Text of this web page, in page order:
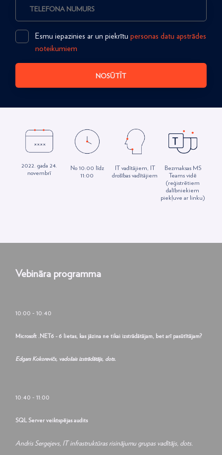
Esmu iepazinies ar un piekrītu personas datu apstrādes
noteikumiem
NOSŪTĪT
2022. gada 24.
novembrī
No 10:00 līdz
11:00
IT vadītājiem, IT
drošības vadītājiem
Bezmaksas MS
Teams vidē
(reģistrētiem
dalībniekiem
piekļuve ar linku)
Vebināra programma
10:00 - 10:40
Microsoft .NET6 - 6 lietas, kas jāzina ne tikai izstrādātājam, bet arī pasūtītājam?
Edgars Kokorevičs, vadošais izstrādātājs, dots.
10:40 - 11:00
SQL Server veiktspējas audits
Andris Sergejevs, IT infrastruktūras risinājumu grupas vadītājs, dots.